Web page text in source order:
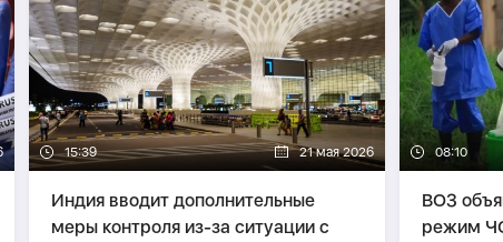
15:39 21 мая 2026
Индия вводит дополнительные
меры контроля из-за ситуации с
08:10
ВОЗ
режим